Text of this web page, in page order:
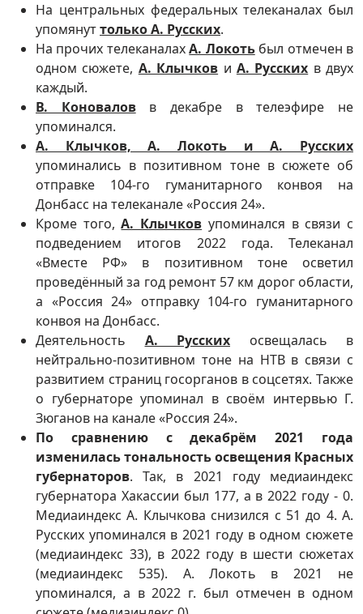
На центральных федеральных телеканалах был
упомянуттолько А. Русских.
На прочих телеканалахА. Локотьбыл отмечен в
одном сюжете, А. Клычков и А. Русских в двух
каждый.
В. Коноваловв декабре в телеэфире не
упоминался.
А. Клычков, А. Локоть и А. Русских
упоминались в позитивном тоне в сюжете об
отправке 104-го гуманитарного конвоя на
Донбасс на телеканале «Россия 24».
Кроме того, А. Клычков упоминался в связи с
подведением итогов 2022 года. Телеканал
«Вместе РФ» в позитивном тоне осветил
проведённый за год ремонт 57 км дорог области,
а «Россия 24» отправку 104-го гуманитарного
конвоя на Донбасс.
Деятельность А. Русских освещалась в
нейтрально-позитивном тоне на НТВ в связи с
развитием страниц госорганов в соцсетях. Также
о губернаторе упоминал в своём интервью Г.
Зюганов на канале «Россия 24».
По сравнению с декабрём 2021 года
изменилась тональность освещения Красных
губернаторов. Так, в 2021 году медиаиндекс
губернатора Хакассии был 177, а в 2022 году - 0.
Медиаиндекс А. Клычкова снизился с 51 до 4. А.
Русских упоминался в 2021 году в одном сюжете
(медиаиндекс 33), в 2022 году в шести сюжетах
(медиаиндекс 535). А. Локоть в 2021 не
упоминался, а в 2022 г. был отмечен в одном